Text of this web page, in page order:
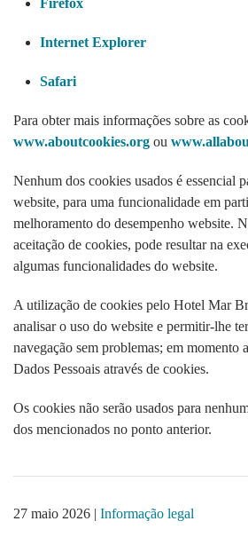
Firefox
Internet Explorer
Safari
Para obter mais informações sobre as
www.aboutcookies.org ou
Nenhum dos cookies usados é essencial
website, para uma funcionalidade em
melhoramento do desempenho website.
aceitação de cookies, pode resultar na
algumas funcionalidades do website.
A utilização de cookies pelo Hotel Mar
analisar o uso do website e permitir-lhe
navegação sem problemas; em momento
Dados Pessoais através de cookies.
Os cookies não serão usados para
dos mencionados no ponto anterior.
27 maio 2026 | Informação legal